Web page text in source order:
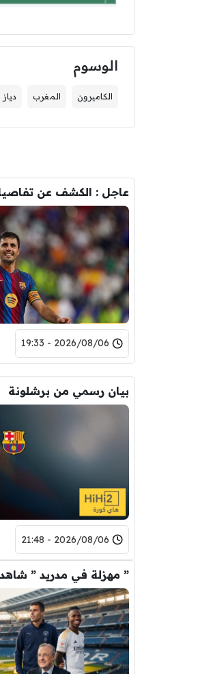
الوسوم
الكاميرون المغرب دياز
2026/08/06 - 19:33
بيان رسمي من برشلونة
2026/08/06 - 21:48